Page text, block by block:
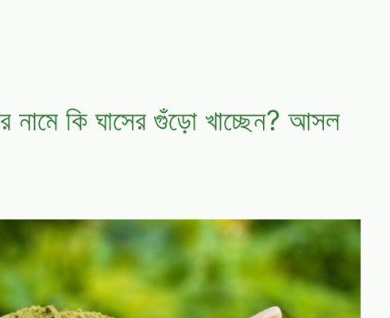
নামে কি ঘাসের গুঁড়ো খাচ্ছেন? আসল